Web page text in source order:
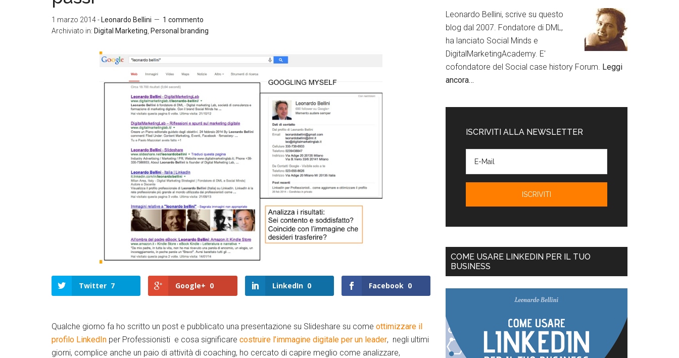
1 marzo 2014- Leonardo Bellini
1 commento
Archiviato in: Digital Marketing Personal branding
Twitter 7 Google+ 0 LinkedIn 0 Facebook 0
Qualche giorno fa ho scritto un post e pubblicato una presentazione su Slideshare su come ottimizzare il
profilo LinkedIn per Professionisti e cosa significare costruire l’immagine digitale per un leader, negli ultimi
giorni, complice anche un paio di attività di coaching, ho cercato di capire meglio come analizzare,
Leonardo Bellini, scrive su questo
blog dal 2007. Fondatore di DML,
ha lanciato Social Minds e
DigitalMarketingAcademy. E'
cofondatore del Social case history Forum. Leggi
ancora…
ISCRIVITI ALLA NEWSLETTER
COME USARE LINKEDIN PER IL TUO
BUSINESS